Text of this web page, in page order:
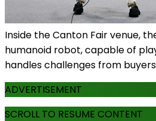
Inside the Canton Fair venue,
humanoid robot, capable of
handles challenges from
ADVERTISEMENT
SCROLL TO RESUME CONTENT